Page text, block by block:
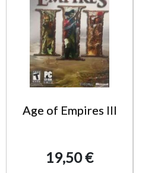
Age of Empires III
19,50 €